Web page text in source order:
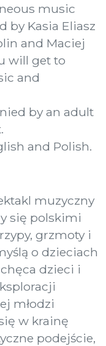
music
by Kasia Eliasz
and Maciej
will get to
and
by an adult
and Polish.
muzyczny
się polskimi
grzmoty i
o dzieciach
dzieci i
młodzi
w krainę
podejście,